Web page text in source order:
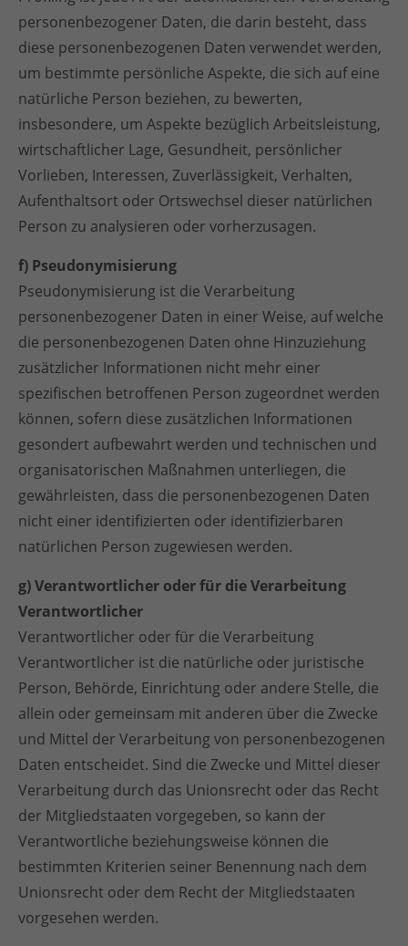
personenbezogener Daten, die darin besteht, dass
diese personenbezogenen Daten verwendet werden,
um bestimmte persönliche Aspekte, die sich auf eine
natürliche Person beziehen, zu bewerten,
insbesondere, um Aspekte bezüglich Arbeitsleistung,
wirtschaftlicher Lage, Gesundheit, persönlicher
Vorlieben, Interessen, Zuverlässigkeit, Verhalten,
Aufenthaltsort oder Ortswechsel dieser natürlichen
Person zu analysieren oder vorherzusagen.
f) Pseudonymisierung
Pseudonymisierung ist die Verarbeitung
personenbezogener Daten in einer Weise, auf welche
die personenbezogenen Daten ohne Hinzuziehung
zusätzlicher Informationen nicht mehr einer
spezifischen betroffenen Person zugeordnet werden
können, sofern diese zusätzlichen Informationen
gesondert aufbewahrt werden und technischen und
organisatorischen Maßnahmen unterliegen, die
gewährleisten, dass die personenbezogenen Daten
nicht einer identifizierten oder identifizierbaren
natürlichen Person zugewiesen werden.
g) Verantwortlicher oder für die Verarbeitung
Verantwortlicher
Verantwortlicher oder für die Verarbeitung
Verantwortlicher ist die natürliche oder juristische
Person, Behörde, Einrichtung oder andere Stelle, die
allein oder gemeinsam mit anderen über die Zwecke
und Mittel der Verarbeitung von personenbezogenen
Daten entscheidet. Sind die Zwecke und Mittel dieser
Verarbeitung durch das Unionsrecht oder das Recht
der Mitgliedstaaten vorgegeben, so kann der
Verantwortliche beziehungsweise können die
bestimmten Kriterien seiner Benennung nach dem
Unionsrecht oder dem Recht der Mitgliedstaaten
vorgesehen werden.